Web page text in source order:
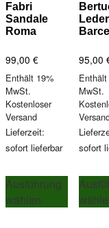
Fabri
Sandale
Roma
99,00 €
Enthält 19%
MwSt.
Kostenloser
Versand
Lieferzeit:
sofort lieferbar
Ausführung
wählen
Dieses
Produkt
weist
95,00
MwSt.
sofort